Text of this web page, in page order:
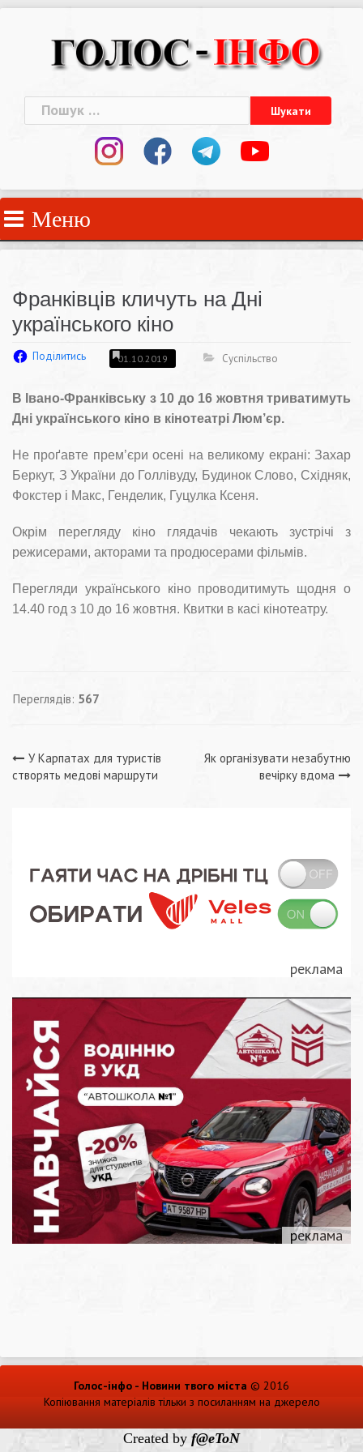
Пошук:
Меню
Франківців кличуть на Дні
українського кіно
Поділитись 01.10.2019 Суспільство
В Івано-Франківську з 10 до 16 жовтня триватимуть
Дні українського кіно в кінотеатрі Люм’єр.
Не проґавте прем’єри осені на великому екрані: Захар
Беркут, З України до Голлівуду, Будинок Слово, Східняк,
Фокстер і Макс, Генделик, Гуцулка Ксеня.
Окрім перегляду кіно глядачів чекають зустрічі з
режисерами, акторами та продюсерами фільмів.
Перегляди українського кіно проводитимуть щодня о
14.40 год з 10 до 16 жовтня. Квитки в касі кінотеатру.
Переглядів: 567
Навігація
У Карпатах для туристів
створять медові маршрути
Як організувати незабутню
вечірку вдома
Голос-інфо - Новини твого міста © 2016
Копіювання матеріалів тільки з посиланням на джерело
Created by f@eToN